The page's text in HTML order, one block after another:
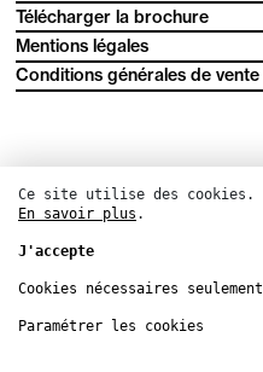
Télécharger la brochure
Mentions légales
Conditions générales de vente
Ce site utilise des cookies.
En savoir plus .
J'accepte
Cookies nécessaires seulement
Paramétrer les cookies